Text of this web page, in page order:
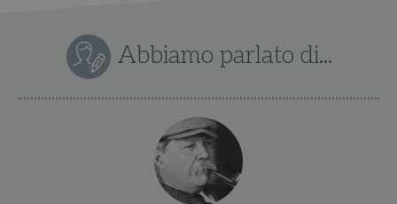
Abbiamo parlato di...